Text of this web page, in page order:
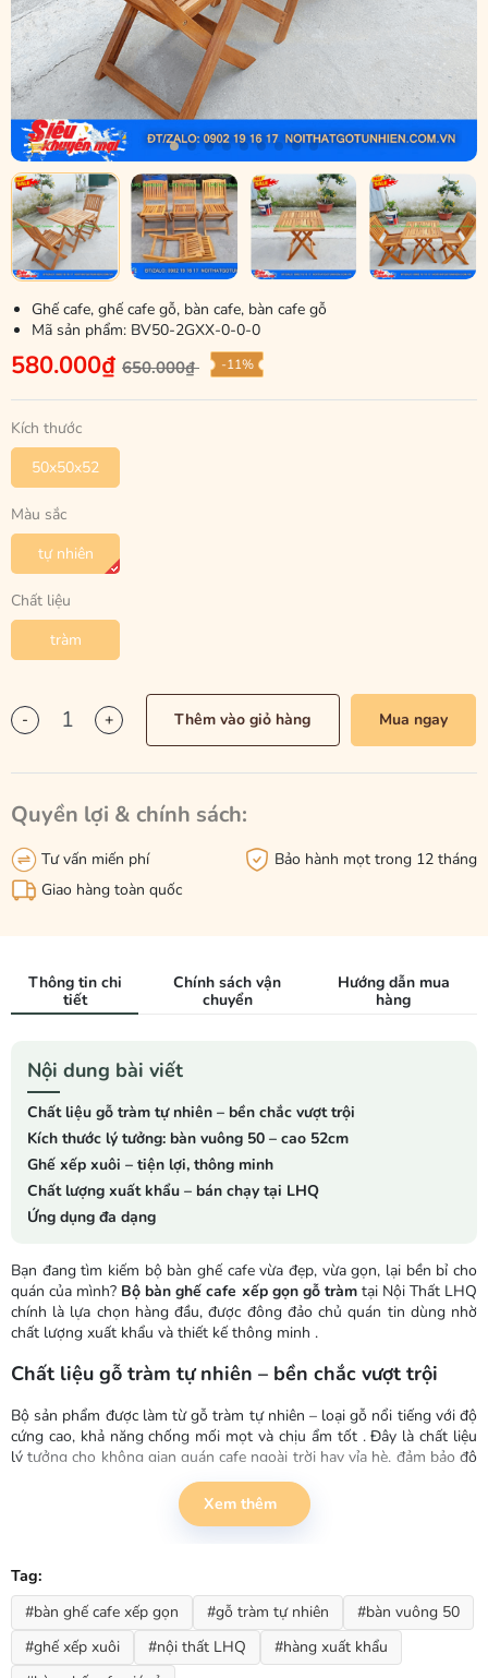
Ghế cafe, ghế cafe gỗ, bàn cafe, bàn cafe gỗ
Mã sản phẩm: BV50-2GXX-0-0-0
580.000₫ 650.000₫ -11%
Kích thước
50x50x52
Màu sắc
tự nhiên
Chất liệu
tràm
- + Thêm vào giỏ hàng Mua ngay
Quyền lợi & chính sách:
Tư vấn miến phí
Bảo hành mọt trong 12 tháng
Giao hàng toàn quốc
Thông tin chi
tiết
Chính sách vận
chuyển
Hướng dẫn mua
hàng
Nội dung bài viết
Chất liệu gỗ tràm tự nhiên – bền chắc vượt trội
Kích thước lý tưởng: bàn vuông 50 – cao 52cm
Ghế xếp xuôi – tiện lợi, thông minh
Chất lượng xuất khẩu – bán chạy tại LHQ
Ứng dụng đa dạng
Bạn đang tìm kiếm bộ bàn ghế cafe vừa đẹp, vừa gọn, lại bền bỉ cho
quán của mình? Bộ bàn ghế cafe xếp gọn gỗ tràm tại Nội Thất LHQ
chính là lựa chọn hàng đầu, được đông đảo chủ quán tin dùng nhờ
chất lượng xuất khẩu và thiết kế thông minh .
Chất liệu gỗ tràm tự nhiên – bền chắc vượt trội
Bộ sản phẩm được làm từ gỗ tràm tự nhiên – loại gỗ nổi tiếng với độ
cứng cao, khả năng chống mối mọt và chịu ẩm tốt . Đây là chất liệu
lý tưởng cho không gian quán cafe ngoài trời hay vỉa hè, đảm bảo độ
bền theo thời gian dù tiếp xúc với nắng mưa.
Kích thước lý tưởng: bàn vuông 50 – cao 52cm
4 khách ngồi thư giãn cùng ly cafe
hảo với ghế xếp xuôi, tạo tư thế ngồi thoải mái, phù hợp cả người lớn
và trẻ em.
Ghế xếp xuôi – tiện lợi, thông minh
Xem thêm
Tag:
#bàn ghế cafe xếp gọn
#gỗ tràm tự nhiên
#bàn vuông 50
#ghế xếp xuôi
#nội thất LHQ
#hàng xuất khẩu